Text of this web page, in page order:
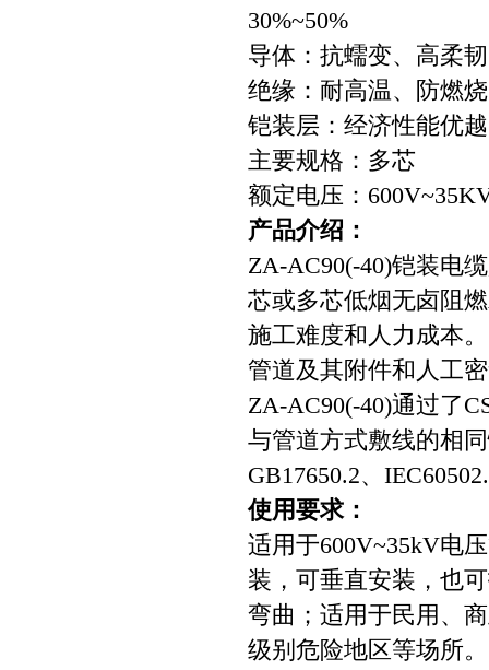
30%~50%
导体：抗蠕变、高柔
绝缘：耐高温、防燃
铠装层：经济性能优
主要规格：多芯
额定电压：
产品介绍：
ZA-AC90(-40)铠装电
芯或多芯低烟无卤阻
施工难度和人力成本
管道及其附件和人工
ZA-AC90(-40)通过了
与管道方式敷线的相
GB17650.2、
使用要求：
适用于600V~35kV电
装，可垂直安装，也
弯曲；适用于民用、
级别危险地区等场所。